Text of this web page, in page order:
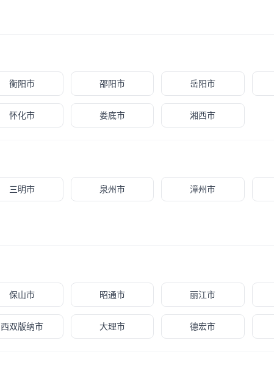
衡阳市 邵阳市 岳阳市
怀化市 娄底市 湘西市
三明市 泉州市 漳州市
保山市 昭通市 丽江市
西双版纳市 大理市 德宏市